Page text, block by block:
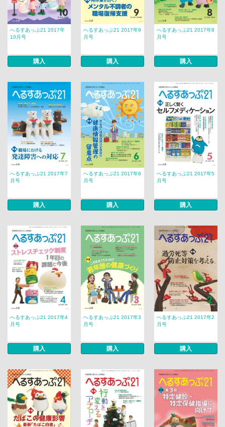
へるすあっぷ21 2017年
10月号
購入
へるすあっぷ21 2017年9
月号
購入
へるすあっぷ21 2017年8
月号
購入
へるすあっぷ21 2017年7
月号
購入
へるすあっぷ21 2017年6
月号
購入
へるすあっぷ21 2017年5
月号
購入
へるすあっぷ21 2017年4
月号
購入
へるすあっぷ21 2017年3
月号
購入
へるすあっぷ21 2017年2
月号
購入